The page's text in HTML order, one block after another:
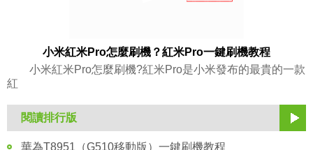
小米紅米Pro怎麼刷機？紅米Pro一鍵刷機教程
小米紅米Pro怎麼刷機?紅米Pro是小米發布的最貴的一款
紅
閱讀排行版
華為T8951（G510移動版）一鍵刷機教程